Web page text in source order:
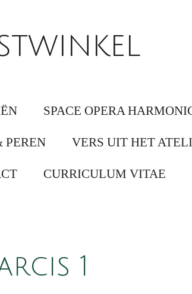
SPACE OPERA
PEREN VERS UIT HET
CURRICULUM VITAE
1